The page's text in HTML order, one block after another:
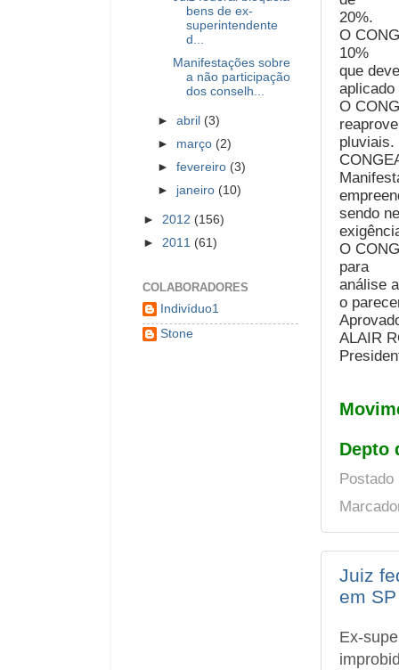
20%.
O
10%
que
aplicado
O
pluviais.
sendo
O
para
análise
o
ALAIR
Depto
Juiz
em SP
Ex-
bens de ex-
superintendente
d...
Manifestações sobre
a não participação
dos conselh...
►abril (3)
► março (2)
►fevereiro (3)
► janeiro (10)
► 2012 (156)
► 2011 (61)
COLABORADORES
Indivíduo1
Stone